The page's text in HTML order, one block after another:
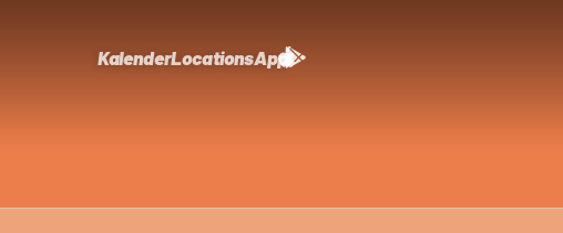
KalenderLocationsApp